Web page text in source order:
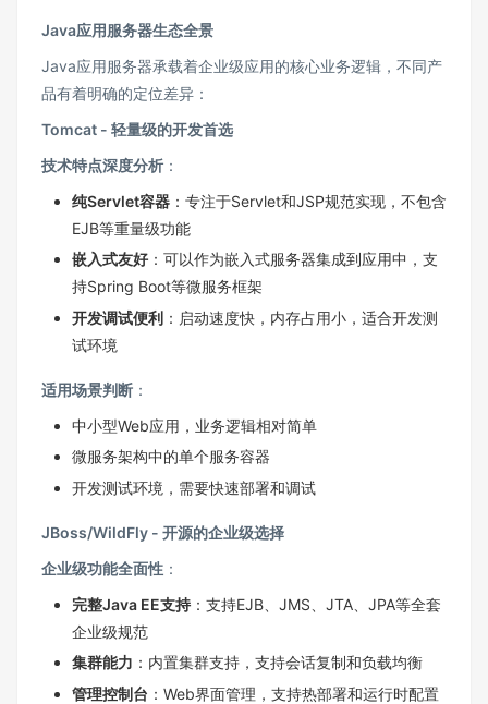
Java应用服务器生态全景
Java应用服务器承载着企业级应用的核心业务逻辑，不同产
品有着明确的定位差异：
Tomcat - 轻量级的开发首选
技术特点深度分析 ：
纯Servlet容器 ：专注于Servlet和JSP规范实现，不包含
EJB等重量级功能
嵌入式友好 ：可以作为嵌入式服务器集成到应用中，支
持Spring Boot等微服务框架
开发调试便利 ：启动速度快，内存占用小，适合开发测
试环境
适用场景判断 ：
中小型Web应用，业务逻辑相对简单
微服务架构中的单个服务容器
开发测试环境，需要快速部署和调试
JBoss/WildFly - 开源的企业级选择
企业级功能全面性 ：
完整Java EE支持 ：支持EJB、JMS、JTA、JPA等全套
企业级规范
集群能力 ：内置集群支持，支持会话复制和负载均衡
管理控制台 ：Web界面管理，支持热部署和运行时配置